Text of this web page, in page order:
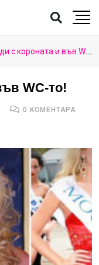
с короната и във WC-то!
WC-то!
0 КОМЕНТАРА